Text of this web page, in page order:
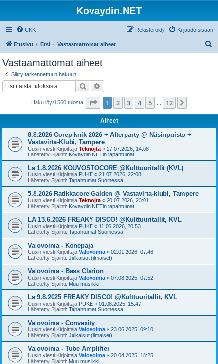
Kovaydin.NET
UKK Kirjaudu sisään
Rekisteröidy
Etusivu Etsi Vastaamattomat aiheet
Vastaamattomat aiheet
Siirry tarkennettuun hakuun
Etsi
Haku löysi 560 tulosta Sivu /12
1 2 3 4 5 12
Aiheet
8.8.2026 Corepiknik 2026 + Afterparty @ Näsinpuisto +
Vastavirta-Klubi, Tampere
Uusin viesti Kirjoittaja Teknojta « 27.07.2026, 14:08
Lähetetty Sijainti: Kovaydin.NETin tapahtumat
La 1.8.2026 KOUVOSTOCORE @Kulttuuritallit (KVL)
Uusin viesti Kirjoittaja PUKE « 21.07.2026, 22:08
Lähetetty Sijainti: Tapahtumat Suomessa
5.8.2026 Ratikkacore Gaiden @ Vastavirta-klubi, Tampere
Uusin viesti Kirjoittaja Teknojta « 20.07.2026, 23:01
Lähetetty Sijainti: Kovaydin.NETin tapahtumat
LA 13.6.2026 FREAKY DISCO! @Kulttuuritallit, KVL
Uusin viesti Kirjoittaja PUKE « 11.06.2026, 20:53
Lähetetty Sijainti: Tapahtumat Suomessa
Valovoima - Konepaja
Uusin viesti Kirjoittaja Valovoima « 02.01.2026, 07:46
Lähetetty Sijainti: Julkaisut (ilmaiset)
Valovoima - Bass Clarion
Uusin viesti Kirjoittaja Valovoima « 07.08.2025, 07:52
Lähetetty Sijainti: Muu musiikki
La 9.8.2025 FREAKY DISCO! @Kulttuuritallit, KVL
Uusin viesti Kirjoittaja PUKE « 01.08.2025, 15:47
Lähetetty Sijainti: Tapahtumat Suomessa
Valovoima - Convexity
Uusin viesti Kirjoittaja Valovoima « 23.06.2025, 09:10
Lähetetty Sijainti: Julkaisut (ilmaiset)
Valovoima - Tube Amplifier
Uusin viesti Kirjoittaja Valovoima « 20.04.2025, 18:25
Lähetetty Sijainti: Muu musiikki